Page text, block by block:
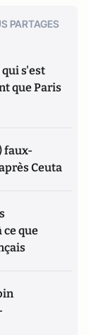
PARTAGES
qui s'est
que Paris
faux-
Ceuta
ce que